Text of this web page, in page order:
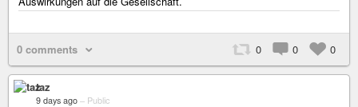
0 comments 0 0 0
taz
9 days ago – Public